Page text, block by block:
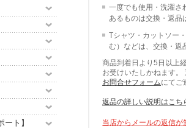
ート】
一度でも使用・洗濯さ
あるものは交換・返品
Tシャツ・カットソー
む）などは、交換・返
商品到着日より5日以上
お受けいたしかねます
お問合せフォームにてご
返品の詳しい説明はこち
当店からメールの返信が